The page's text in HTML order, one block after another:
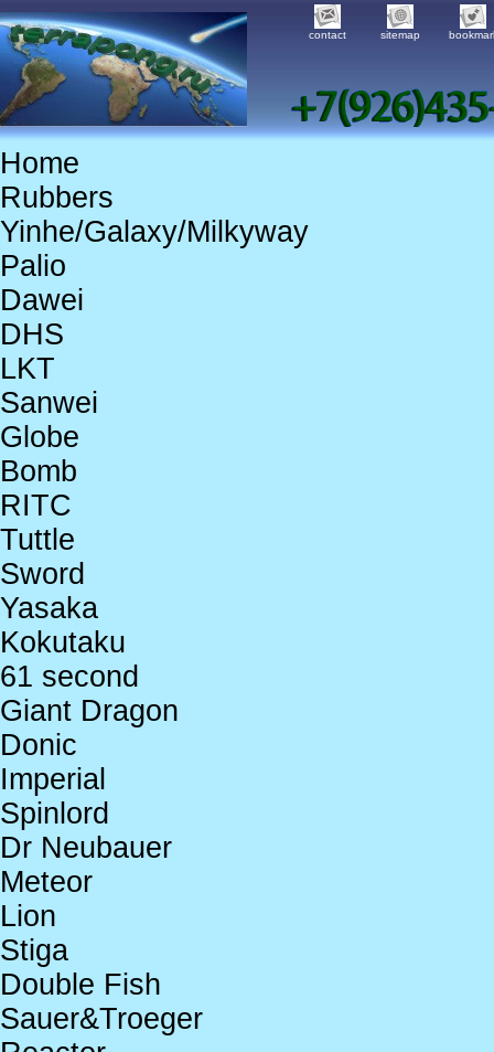
contact sitemap
Home
Rubbers
Yinhe/Galaxy/Milkyway
Palio
Dawei
DHS
LKT
Sanwei
Globe
Bomb
RITC
Tuttle
Sword
Yasaka
Kokutaku
61 second
Giant Dragon
Donic
Imperial
Spinlord
Dr Neubauer
Meteor
Lion
Stiga
Double Fish
Sauer&Troeger